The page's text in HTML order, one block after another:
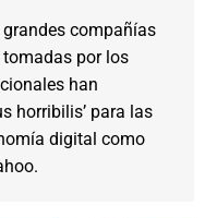
compañías
por los
han
horribilis’ para las
digital como